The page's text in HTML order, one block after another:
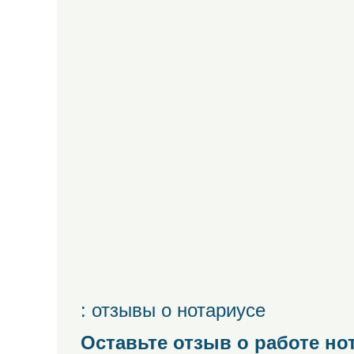
: отзывы о нотариусе
Оставьте отзыв о работе